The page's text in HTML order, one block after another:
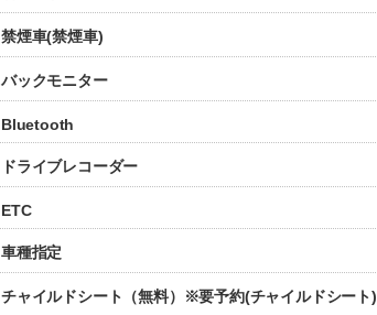
禁煙車(禁煙車)
バックモニター
Bluetooth
ドライブレコーダー
ETC
車種指定
チャイルドシート（無料）※要予約(チャイルドシート)